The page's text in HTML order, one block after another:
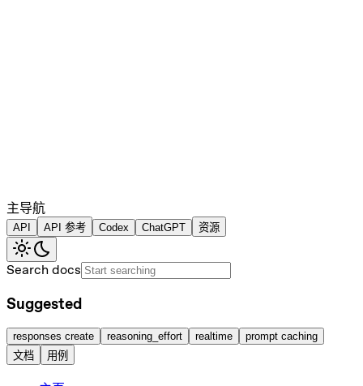
主导航
API API 参考 Codex ChatGPT 资源
Search docs
Suggested
responses create reasoning_effort realtime
prompt caching
文档
用例